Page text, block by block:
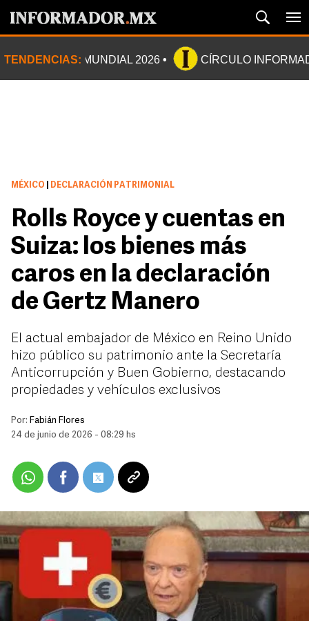
TENDENCIAS: MUNDIAL 2026 CÍRCULO
MÉXICO DECLARACIÓN PATRIMONIAL
Rolls Royce y cuentas en
Suiza: los bienes más
caros en la declaración
de Gertz Manero
El actual embajador de México en Reino Unido
hizo público su patrimonio ante la Secretaría
Anticorrupción y Buen Gobierno, destacando
propiedades y vehículos exclusivos
Por: Fabián Flores
24 de junio de 2026 - 08:29 hs